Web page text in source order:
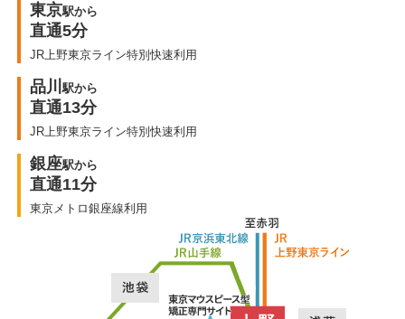
東京駅から
直通5分
JR上野東京ライン特別快速利用
品川駅から
直通13分
JR上野東京ライン特別快速利用
銀座駅から
直通11分
東京メトロ銀座線利用